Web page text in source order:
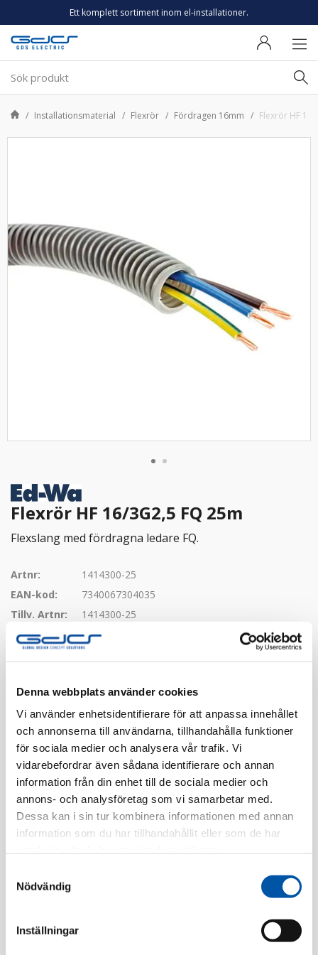
Denna webbplats använder cookies
Vi använder enhetsidentifierare för att anpassa innehållet
och annonserna till användarna, tillhandahålla funktioner
för sociala medier och analysera vår trafik. Vi
vidarebefordrar även sådana identifierare och annan
information från din enhet till de sociala medier och
annons- och analysföretag som vi samarbetar med.
Dessa kan i sin tur kombinera informationen med annan
information som du har tillhandahållit eller som de har
Nödvändig
Inställningar
Ett komplett sortiment inom el-installationer.
Installationsmaterial Flexrör Fördragen 16mm Flexrör HF 16/
Flexrör HF 16/3G2,5 FQ 25m
Flexslang med fördragna ledare FQ.
Artnr:
1414300-25
EAN-kod:
7340067304035
Tillv. Artnr:
1414300-25
Finns i lager
Registrera dig
Beskrivning
Specifikation
Relaterade produkter